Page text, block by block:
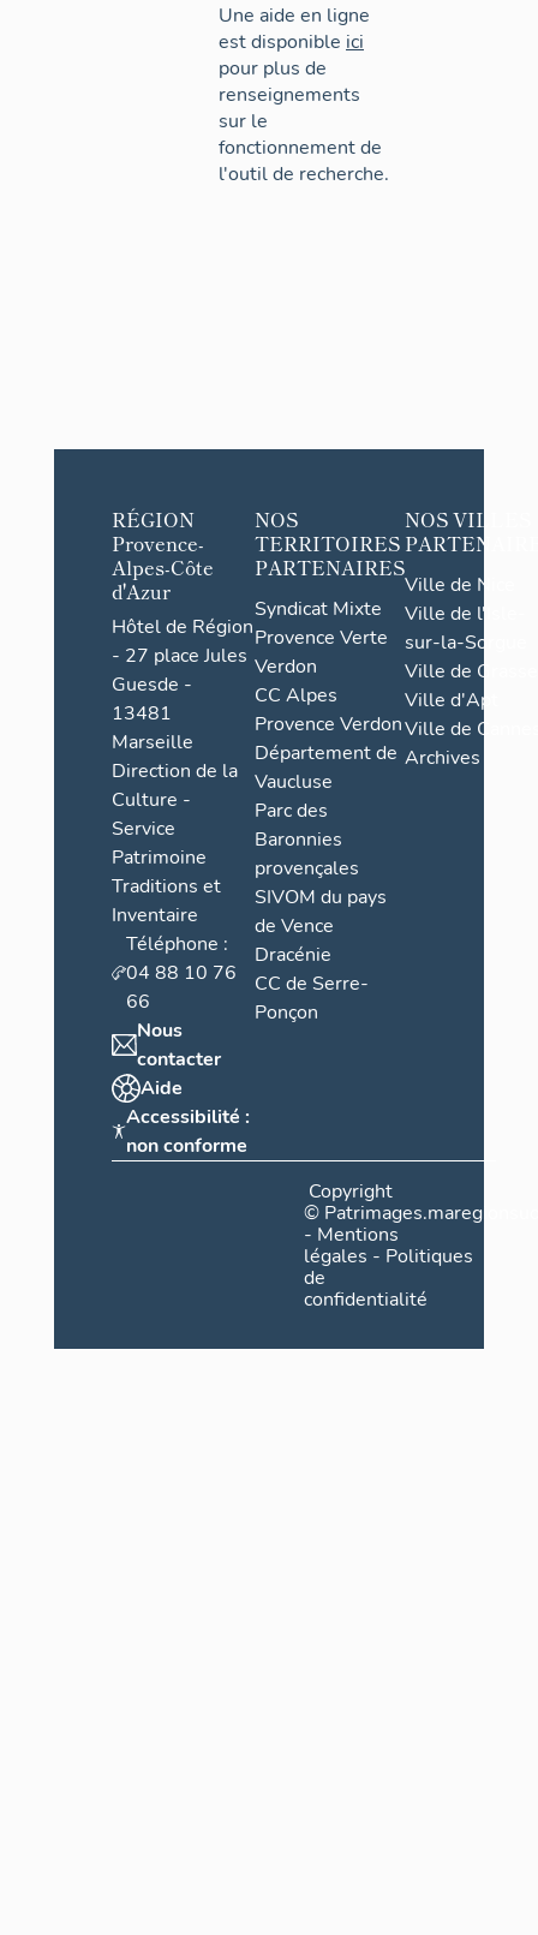
Une aide en ligne
est disponible ici
pour plus de
renseignements
sur le
fonctionnement de
l'outil de recherche.
RÉGION
Provence-
Alpes-Côte
d'Azur
Hôtel de Région
- 27 place Jules
Guesde -
13481
Marseille
Direction de la
Culture -
Service
Patrimoine
Traditions et
Inventaire
Téléphone :
04 88 10 76
66
Nous
contacter
Aide
Accessibilité :
non conforme
NOS
TERRITOIRES
PARTENAIRES
Syndicat Mixte
Provence Verte
Verdon
CC Alpes
Provence Verdon
Département de
Vaucluse
Parc des
Baronnies
provençales
SIVOM du pays
de Vence
Dracénie
CC de Serre-
Ponçon
NOS VILLES
Ville de Nice
Ville de l'Isle-
sur-la-Sorgue
Ville de Grasse
Ville d'Apt
Ville de
Archives
Copyright
©
- Mentions
légales - Politiques
de
confidentialité